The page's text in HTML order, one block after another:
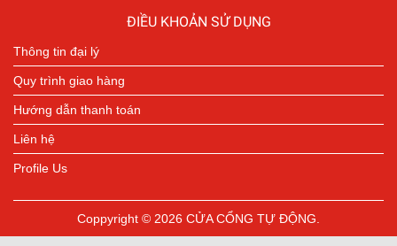
ĐIỀU KHOẢN SỬ DỤNG
Thông tin đại lý
Quy trình giao hàng
Hướng dẫn thanh toán
Liên hệ
Profile Us
Coppyright © 2026 CỬA CỔNG TỰ ĐỘNG.